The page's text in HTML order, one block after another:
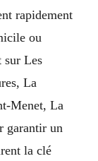
rapidement
ou
sur Les
La
Menet, La
garantir un
la clé